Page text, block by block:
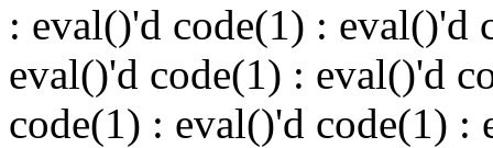
: eval()'d code(1) : eval()'d
eval()'d code(1) : eval()'d
code(1) : eval()'d code(1) :